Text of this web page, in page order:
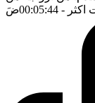
اكثر - 00:05:44 ضَ